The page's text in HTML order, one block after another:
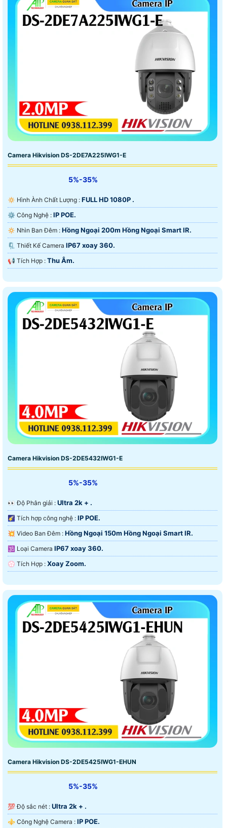
Camera Hikvision DS-2DE7A225IWG1-E
5%-35%
🔅 Hình Ành Chất Lượng : FULL HD 1080P .
⚙ Công Nghệ : IP POE.
🔅 Nhìn Ban Đêm : Hồng Ngoại 200m Hồng Ngoại Smart IR.
🗜️ Thiết Kế Camera IP67 xoay 360.
️📢 Tích Hợp : Thu Âm.
Camera Hikvision DS-2DE5432IWG1-E
5%-35%
️👀 Độ Phân giải : Ultra 2k + .
🌠 Tích hợp công nghệ : IP POE.
💥 Video Ban Đêm : Hồng Ngoại 150m Hồng Ngoại Smart IR.
🕉️ Loại Camera IP67 xoay 360.
️💮 Tích Hợp : Xoay Zoom.
Camera Hikvision DS-2DE5425IWG1-EHUN
5%-35%
💯 Độ sắc nét : Ultra 2k + .
⚜️ Công Nghệ Camera : IP POE.